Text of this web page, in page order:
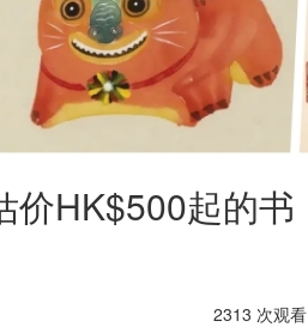
HK$500起的书
2313 次观看